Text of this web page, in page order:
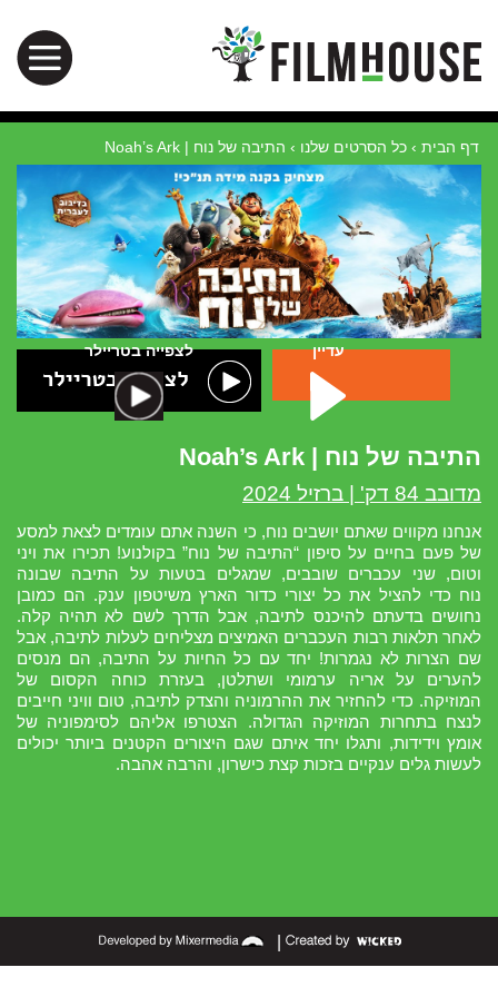
דף הבית › כל הסרטים שלנו › התיבה של נוח | Noah’s Ark
לצפייה בטריילר עדיין
התיבה של נוח | Noah’s Ark
מדובב 84 דק' | ברזיל 2024
אנחנו מקווים שאתם יושבים נוח, כי השנה אתם עומדים לצאת למסע
של פעם בחיים על סיפון “התיבה של נוח” בקולנוע! תכירו את ויני
וטום, שני עכברים שובבים, שמגלים בטעות על התיבה שבונה
נוח כדי להציל את כל יצורי כדור הארץ משיטפון ענק. הם כמובן
נחושים בדעתם להיכנס לתיבה, אבל הדרך לשם לא תהיה קלה.
לאחר תלאות רבות העכברים האמיצים מצליחים לעלות לתיבה, אבל
שם הצרות לא נגמרות! יחד עם כל החיות על התיבה, הם מנסים
להערים על אריה ערמומי ושתלטן, בעזרת כוחה הקסום של
המוזיקה. כדי להחזיר את ההרמוניה והצדק לתיבה, טום וויני חייבים
לנצח בתחרות המוזיקה הגדולה. הצטרפו אליהם לסימפוניה של
אומץ וידידות, ותגלו יחד איתם שגם היצורים הקטנים ביותר יכולים
לעשות גלים ענקיים בזכות קצת כישרון, והרבה אהבה.